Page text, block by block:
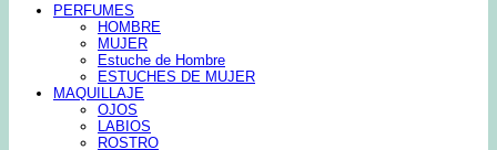
PERFUMES
HOMBRE
MUJER
Estuche de Hombre
ESTUCHES DE MUJER
MAQUILLAJE
OJOS
LABIOS
ROSTRO